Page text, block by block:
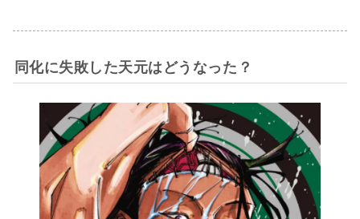
同化に失敗した天元はどうなった？